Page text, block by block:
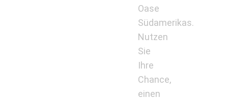
Oase
Südamerikas.
Nutzen
Sie
Ihre
Chance,
einen